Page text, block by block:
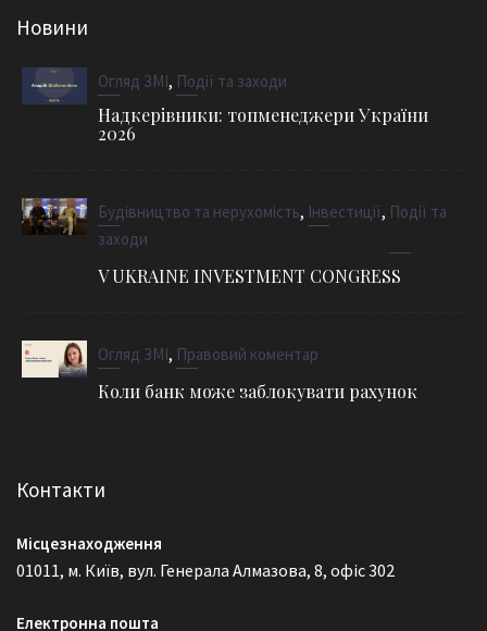
Новини
Огляд ЗМІ, Події та заходи
Надкерівники: топменеджери України
2026
Будівництво та нерухомість, Інвестиції, Події та
заходи
V UKRAINE INVESTMENT CONGRESS
Огляд ЗМІ, Правовий коментар
Коли банк може заблокувати рахунок
Контакти
Місцезнаходження
01011, м. Київ, вул. Генерала Алмазова, 8, офіс 302
Електронна пошта